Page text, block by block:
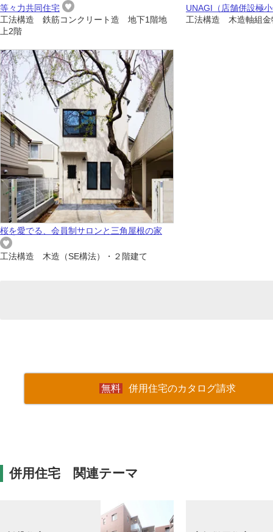
等々力共同住宅
工法構造 鉄筋コンクリート造 地下1階地
上2階
UNAGI（店舗併設極
工法構造 木造軸組金
桜を愛でる、会員制サロンと三角屋根の家
工法構造 木造（SE構法）・２階建て
併用住宅のカタログ請求
併用住宅 関連テーマ